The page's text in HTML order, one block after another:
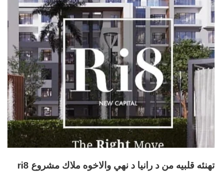
تهنئه قلبيه من د رانيا د نهي والاخوه ملاك مشروع ri8